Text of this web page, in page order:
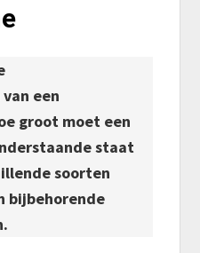
een
groot moet een
staat
soorten
bijbehorende